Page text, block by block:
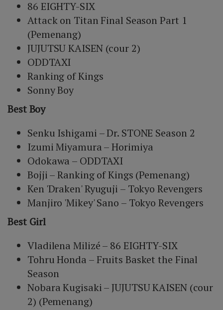
86 EIGHTY-SIX
Attack on Titan Final Season Part 1
(Pemenang)
JUJUTSU KAISEN (cour 2)
ODDTAXI
Ranking of Kings
Sonny Boy
Best Boy
Senku Ishigami – Dr. STONE Season 2
Izumi Miyamura – Horimiya
Odokawa – ODDTAXI
Bojji – Ranking of Kings (Pemenang)
Ken 'Draken' Ryuguji – Tokyo Revengers
Manjiro 'Mikey' Sano – Tokyo Revengers
Best Girl
Vladilena Milizé – 86 EIGHTY-SIX
Tohru Honda – Fruits Basket the Final
Season
Nobara Kugisaki – JUJUTSU KAISEN (cour
2) (Pemenang)